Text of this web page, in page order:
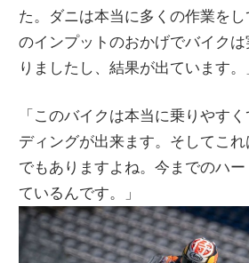
た。ダニは本当に多くの作業を
のインプットのおかげでバイク
りましたし、結果が出ています。
「このバイクは本当に乗りやす
ディングが出来ます。そしてこ
でもありますよね。今までのハ
ているんです。」